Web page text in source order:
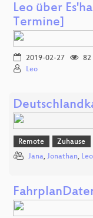
Leo über
Termine]
2019-02-27
82
Leo
Remote Zuhause
Jana, Jonathan, Leo